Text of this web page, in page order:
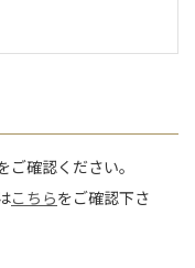
ご確認ください。
こちらをご確認下さ